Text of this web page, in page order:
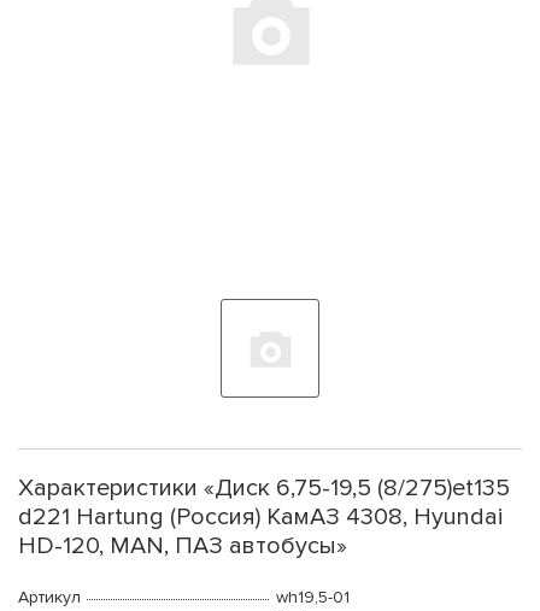
Характеристики «Диск 6,75-19,5 (8/275)et135
d221 Hartung (Россия) КамАЗ 4308, Hyundai
HD-120, MAN, ПАЗ автобусы»
Артикул
wh19,5-01